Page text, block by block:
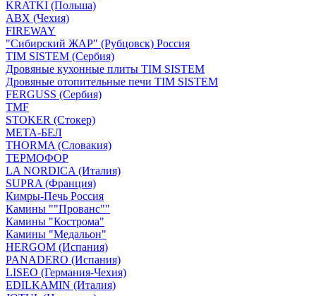
KRATKI (Польша)
ABX (Чехия)
FIREWAY
"Сибирский ЖАР" (Рубцовск) Россия
TIM SISTEM (Сербия)
Дровяные кухонные плиты TIM SISTEM
Дровяные отопительные печи TIM SISTEM
FERGUSS (Сербия)
TMF
STOKER (Стокер)
МЕТА-БЕЛ
THORMA (Словакия)
ТЕРМОФОР
LA NORDICA (Италия)
SUPRA (Франция)
Кимры-Печь Россия
Камины ""Прованс""
Камины "Кострома"
Камины "Медальон"
HERGOM (Испания)
PANADERO (Испания)
LISEO (Германия-Чехия)
EDILKAMIN (Италия)